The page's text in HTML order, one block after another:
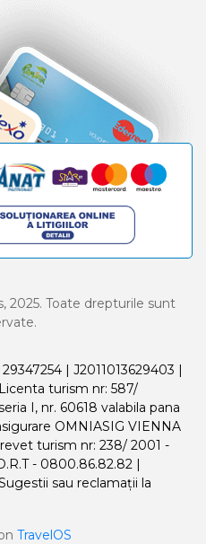
2025. Toate drepturile sunt
| J2011013629403 |
turism nr: 587/
I, nr. 60618 valabila pana
OMNIASIG VIENNA
turism nr: 238/ 2001 -
- 0800.86.82.82 |
sau reclamații la
TravelOS